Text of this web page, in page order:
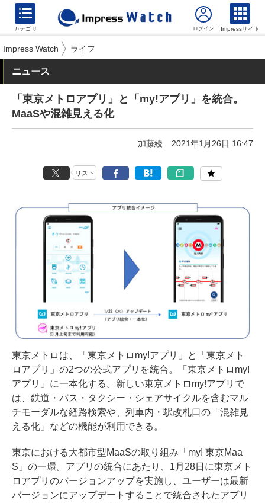
カテゴリ Impressサイト
Impress Watch ライフ
ニュース
「東京メトロアプリ」と「my!アプリ」を統合。
MaaSや混雑見える化
加藤綾 2021年1月26日 16:47
リスト
東京メトロは、「東京メトロmy!アプリ」と「東京メト
ロアプリ」の2つの公式アプリを統合。「東京メトロmy!
アプリ」に一本化する。新しい東京メトロmy!アプリで
は、鉄道・バス・タクシー・シェアサイクルを含むマル
チモーダルな経路検索や、列車内・駅改札口の「混雑見
える化」などの機能が利用できる。
東京における大都市型MaaSの取り組み「my! 東京Maa
S」の一環。アプリの統合にあたり、1月28日に東京メト
ロアプリのバージョンアップを実施し、ユーザーは最新
バージョンにアップデートすることで統合されたアプリ